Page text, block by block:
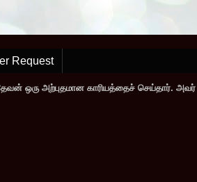
Request
ஒரு அற்புதமான காரியத்தைச் செய்தார்.